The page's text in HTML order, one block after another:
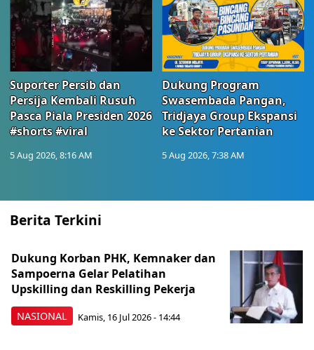
Suporter Persib dan
Persija Kembali Rusuh
Pasca Piala Presiden 2026
#shorts #viral
5 Aug 2026, 8:16 AM
Dukung Program
Swasembada Pangan,
Tridjaya Group Ekspansi
ke Sektor Pertanian
5 Aug 2026, 7:38 AM
Berita Terkini
NASIONAL
Dukung Korban PHK, Kemnaker dan
Sampoerna Gelar Pelatihan
Upskilling dan Reskilling Pekerja
Kamis, 16 Jul 2026 - 14:44